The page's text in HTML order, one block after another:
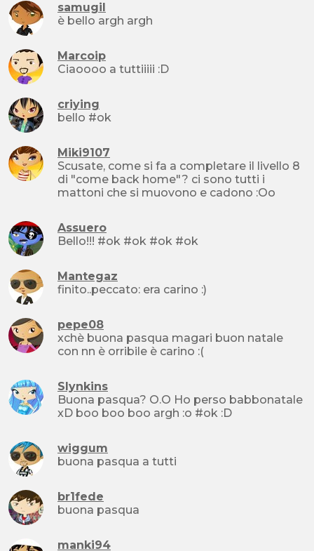
samugil
è bello argh argh
Marcoip
Ciaoooo a tuttiiiii :D
criying
bello #ok
Miki9107
Scusate, come si fa a completare il livello 8
di "come back home"? ci sono tutti i
mattoni che si muovono e cadono :Oo
Assuero
Bello!!! #ok #ok #ok #ok
Mantegaz
finito..peccato: era carino :)
pepe08
xchè buona pasqua magari buon natale
con nn è orribile è carino :(
Slynkins
Buona pasqua? O.O Ho perso babbonatale
xD boo boo boo argh :o #ok :D
wiggum
buona pasqua a tutti
br1fede
buona pasqua
manki94